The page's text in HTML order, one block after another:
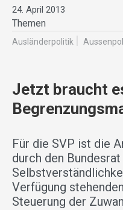
24. April 2013
Themen
Ausländer­politik
Jetzt braucht
Für die SVP ist die
durch den
Verfügung
Steuerung der